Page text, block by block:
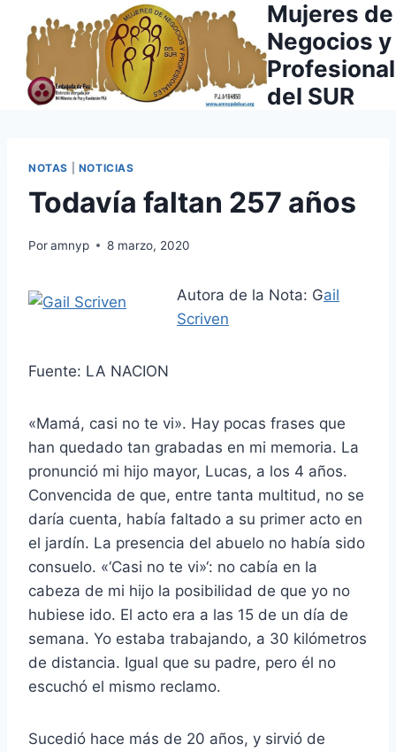
contenido
Mujeres de
Negocios y
del SUR
NOTAS NOTICIAS
Todavía faltan 257 años
Poramnyp 8 marzo, 2020
Autora de la Nota: Gail
Scriven
Fuente: LA NACION
«Mamá, casi no te vi». Hay pocas frases que
han quedado tan grabadas en mi memoria. La
pronunció mi hijo mayor, Lucas, a los 4 años.
Convencida de que, entre tanta multitud, no se
daría cuenta, había faltado a su primer acto en
el jardín. La presencia del abuelo no había sido
consuelo. «‘Casi no te vi»‘: no cabía en la
cabeza de mi hijo la posibilidad de que yo no
hubiese ido. El acto era a las 15 de un día de
semana. Yo estaba trabajando, a 30 kilómetros
de distancia. Igual que su padre, pero él no
escuchó el mismo reclamo.
Sucedió hace más de 20 años, y sirvió de